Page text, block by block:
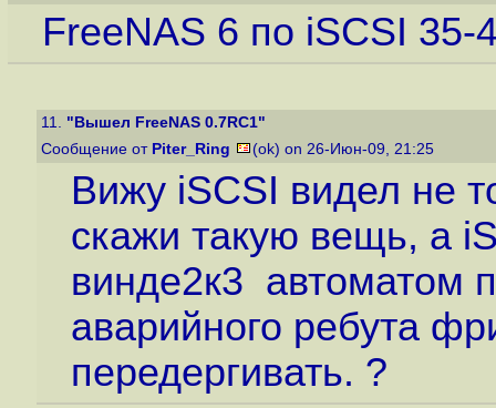
FreeNAS 6 по iSCSI 35-
11. "Вышел FreeNAS 0.7RC1"
Сообщение от Piter_Ring (ok) on 26-Июн-09, 21:25
Вижу iSCSI видел не
скажи такую вещь, а
винде2к3 автоматом
аварийного ребута
передергивать. ?